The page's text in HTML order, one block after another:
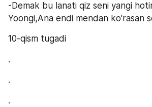
-Demak bu lanati qiz seni yangi
Yoongi,Ana endi mendan ko'rasan
10-qism tugadi
.
.
.